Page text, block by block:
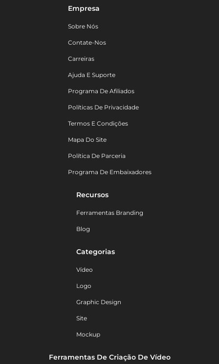
Empresa
Sobre Nós
Contate-Nos
Carreiras
Ajuda E Suporte
Programa De Afiliados
Políticas De Privacidade
Termos E Condições
Mapa Do Site
Política De Parceria
Programa De Embaixadores
Recursos
Ferramentas Branding
Blog
Categorias
Vídeo
Logo
Graphic Design
Site
Mockup
Ferramentas De Criação De Vídeo